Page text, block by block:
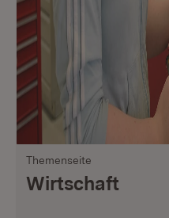
Themenseite
Wirtschaft